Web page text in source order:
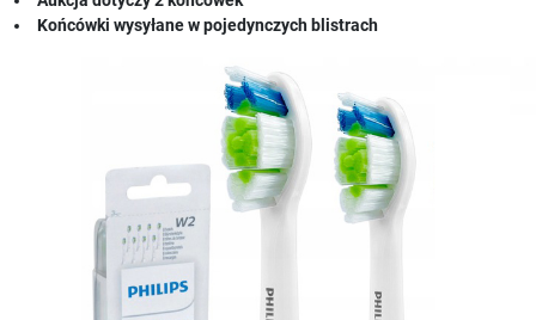
Końcówki wysyłane w pojedynczych blistrach